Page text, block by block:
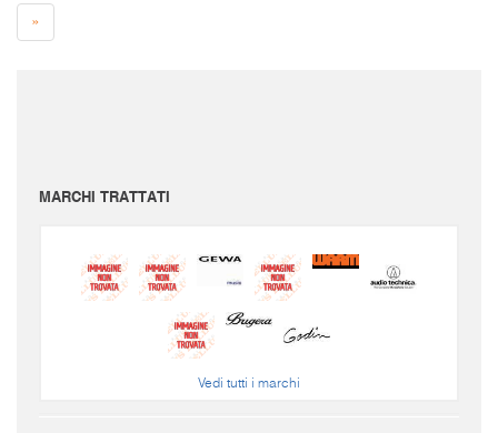
»
MARCHI TRATTATI
Vedi tutti i marchi